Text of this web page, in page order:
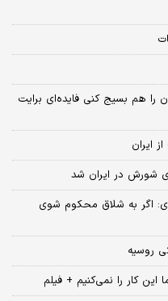
را هم بسیج کنی فایده‌ای برایت
ایران
شورش در ایران شد
اگر به شلاق محکوم شوی
روسیه
کار را نمی‌کنیم + فیلم